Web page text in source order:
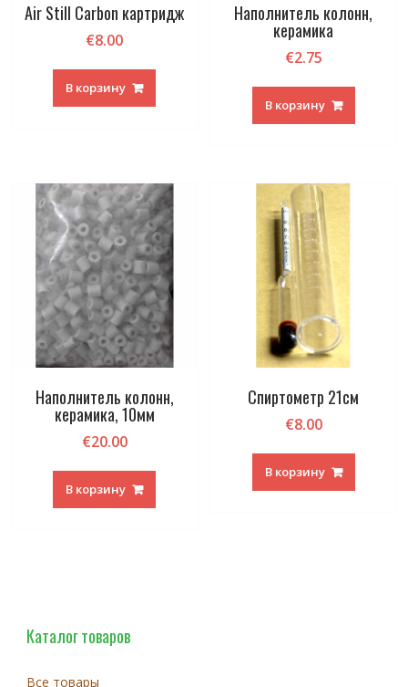
Air Still Carbon картридж
€8.00
В корзину
Наполнитель колонн,
керамика
€2.75
В корзину
Наполнитель колонн,
керамика, 10мм
€20.00
В корзину
Спиртометр 21см
€8.00
В корзину
Каталог товаров
Все товары